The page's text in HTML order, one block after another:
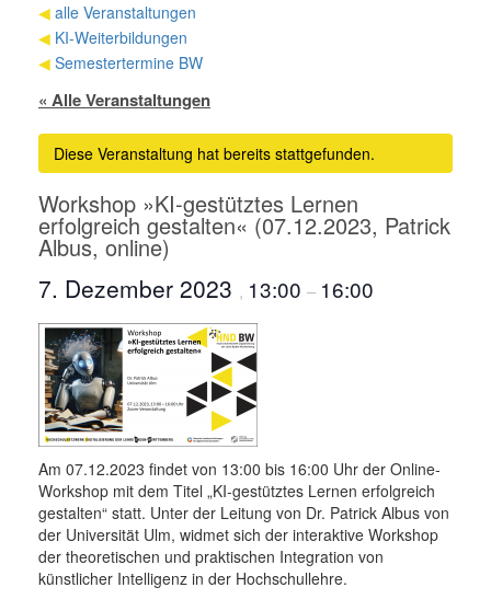
◀ alle Veranstaltungen
◀ KI-Weiterbildungen
◀ Semestertermine BW
« Alle Veranstaltungen
Diese Veranstaltung hat bereits stattgefunden.
Workshop »KI-gestütztes Lernen
erfolgreich gestalten« (07.12.2023, Patrick
Albus, online)
7. Dezember 2023 , 13:00 – 16:00
Am 07.12.2023 findet von 13:00 bis 16:00 Uhr der Online-
Workshop mit dem Titel „KI-gestütztes Lernen erfolgreich
gestalten“ statt. Unter der Leitung von Dr. Patrick Albus von
der Universität Ulm, widmet sich der interaktive Workshop
der theoretischen und praktischen Integration von
künstlicher Intelligenz in der Hochschullehre.